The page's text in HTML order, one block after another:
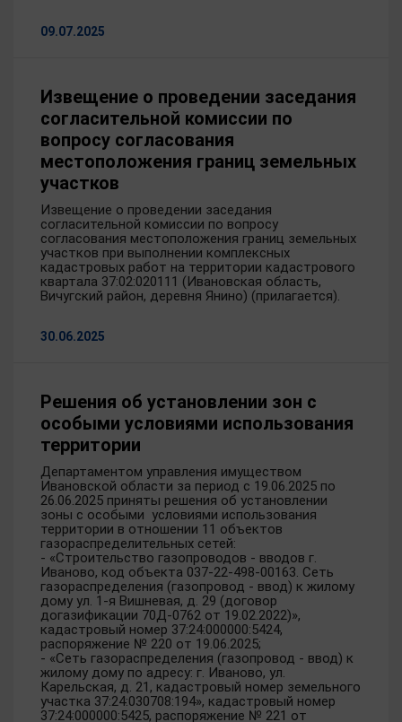
09.07.2025
Извещение о проведении заседания
согласительной комиссии по
вопросу согласования
местоположения границ земельных
участков
Извещение о проведении заседания
согласительной комиссии по вопросу
согласования местоположения границ земельных
участков при выполнении комплексных
кадастровых работ на территории кадастрового
квартала 37:02:020111 (Ивановская область,
Вичугский район, деревня Янино) (прилагается).
30.06.2025
Решения об установлении зон с
особыми условиями использования
территории
Департаментом управления имуществом
Ивановской области за период с 19.06.2025 по
26.06.2025 приняты решения об установлении
зоны с особыми условиями использования
территории в отношении 11 объектов
газораспределительных сетей:
- «Строительство газопроводов - вводов г.
Иваново, код объекта 037-22-498-00163. Сеть
газораспределения (газопровод - ввод) к жилому
дому ул. 1-я Вишневая, д. 29 (договор
догазификации 70Д-0762 от 19.02.2022)»,
кадастровый номер 37:24:000000:5424,
распоряжение № 220 от 19.06.2025;
- «Сеть газораспределения (газопровод - ввод) к
жилому дому по адресу: г. Иваново, ул.
Карельская, д. 21, кадастровый номер земельного
участка 37:24:030708:194», кадастровый номер
37:24:000000:5425, распоряжение № 221 от